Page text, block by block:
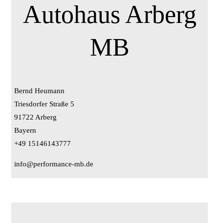
Autohaus Arberg
MB
Bernd Heumann
Triesdorfer Straße 5
91722 Arberg
Bayern
+49 15146143777
info@performance-mb.de